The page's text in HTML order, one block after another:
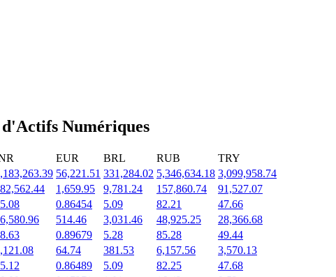
récompenses compétitives
Numériques
EUR BRL RUB
TRY
56,221.51 331,284.02 5,346,634.18 3,099,958.74
1,659.95 9,781.24 157,860.74
91,527.07
0.86454 5.09 82.21
47.66
514.46 3,031.46 48,925.25
28,366.68
0.89679 5.28 85.28
49.44
64.74 381.53 6,157.56
3,570.13
0.86489 5.09 82.25
47.68